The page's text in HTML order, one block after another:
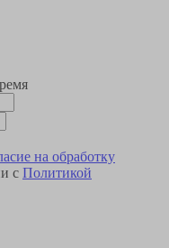
на обработку
с Политикой